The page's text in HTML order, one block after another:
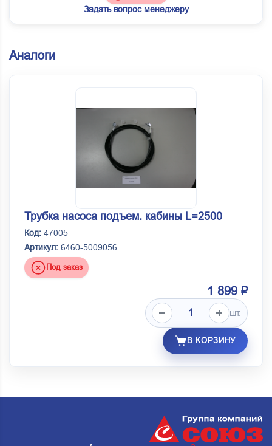
Задать вопрос менеджеру
Аналоги
Трубка насоса подъем. кабины L=2500
Код: 47005
Артикул: 6460-5009056
Под заказ
1 899 ₽
шт.
В КОРЗИНУ